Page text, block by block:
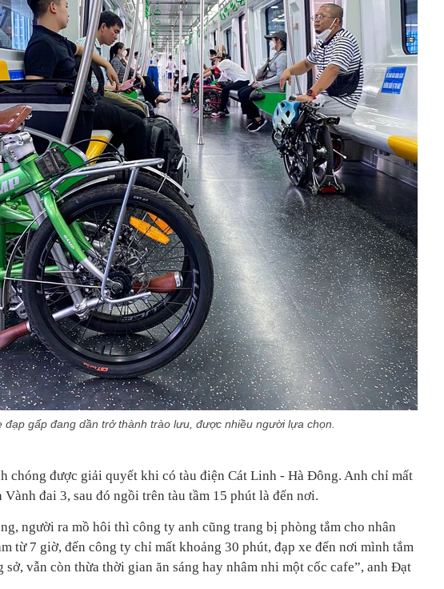
đạp gấp đang dần trở thành trào lưu, được nhiều người lựa chọn.
chóng được giải quyết khi có tàu điện Cát Linh - Hà Đông. Anh chỉ mất
Vành đai 3, sau đó ngồi trên tàu tầm 15 phút là đến nơi.
người ra mồ hôi thì công ty anh cũng trang bị phòng tắm cho nhân
từ 7 giờ, đến công ty chỉ mất khoảng 30 phút, đạp xe đến nơi mình tắm
sở, vẫn còn thừa thời gian ăn sáng hay nhâm nhi một cốc cafe”, anh Đạt